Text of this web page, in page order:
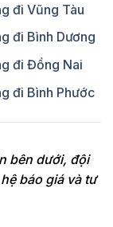
đi Vũng Tàu
đi Bình Dương
đi Đồng Nai
đi Bình Phước
bên dưới, đội
báo giá và tư